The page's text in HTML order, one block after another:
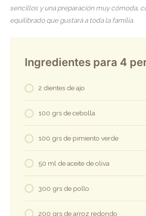
sencillos y una preparación muy cómoda,
equilibrado que gustará a toda la familia.
Ingredientes para 4
2 dientes de ajo
100 grs de cebolla
100 grs de pimiento verde
50 ml de aceite de oliva
300 grs de pollo
200 grs de arroz redondo